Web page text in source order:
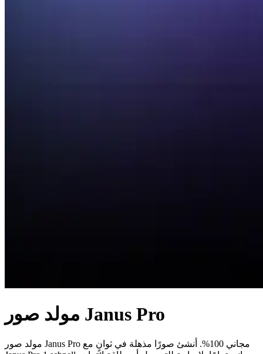
مولد صور Janus Pro
مولد صور Janus Pro مجاني 100%. أنشئ صورًا مذهلة في ثوانٍ مع